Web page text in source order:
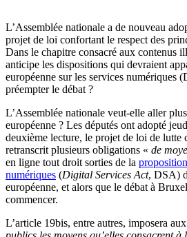
L’Assemblée nationale a de nouveau
projet de loi confortant le respect des
Dans le chapitre consacré aux contenus
anticipe les dispositions qui devraient
européenne sur les services numériques
préempter le débat ?
L’Assemblée nationale veut-elle aller
européenne ? Les députés ont adopté
deuxième lecture, le projet de loi de lutte
retranscrit plusieurs obligations « de
en ligne tout droit sorties de la
numériques (Digital Services Act, DSA)
européenne, et alors que le débat à
commencer.
L’article 19bis, entre autres, imposera